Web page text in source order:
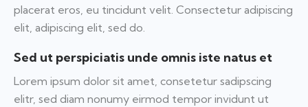
placerat eros, eu tincidunt velit. Consectetur adipiscing
elit, adipiscing elit, sed do.
Sed ut perspiciatis unde omnis iste natus et
Lorem ipsum dolor sit amet, consetetur sadipscing
elitr, sed diam nonumy eirmod tempor invidunt ut